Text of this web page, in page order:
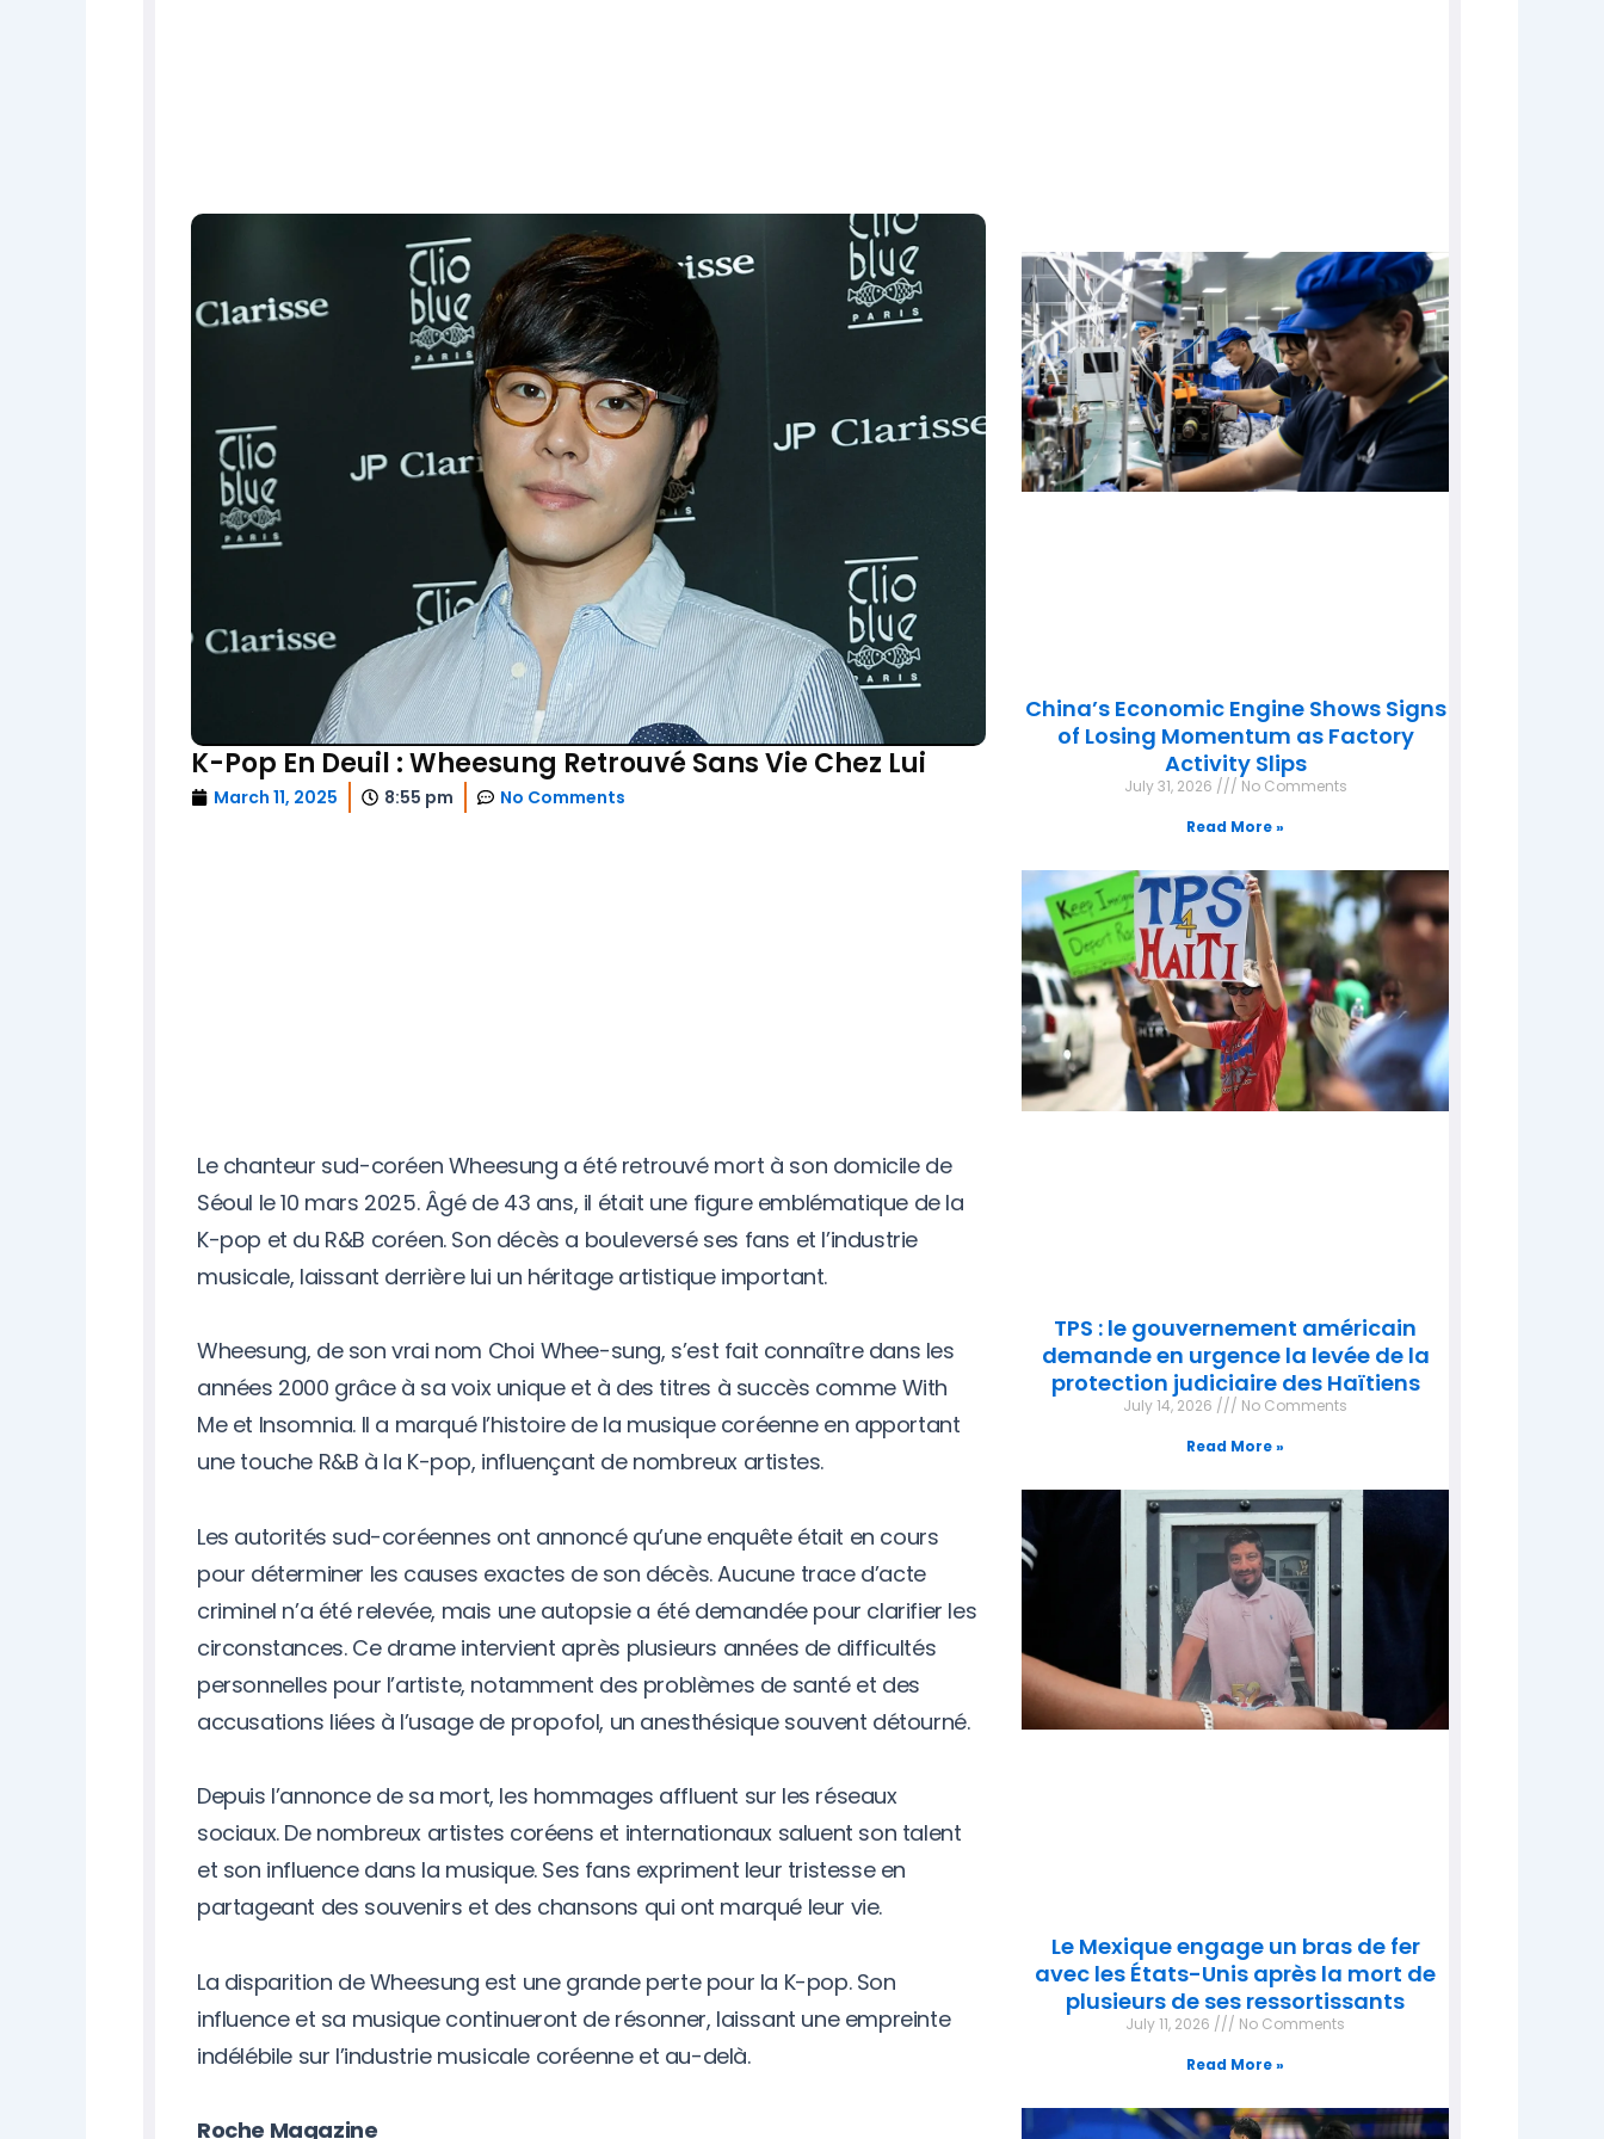
K-Pop En Deuil : Wheesung Retrouvé Sans Vie Chez Lui
March 11, 2025 8:55 pm No Comments
Le chanteur sud-coréen Wheesung a été retrouvé mort à son domicile de
Séoul le 10 mars 2025. Âgé de 43 ans, il était une figure emblématique de la
K-pop et du R&B coréen. Son décès a bouleversé ses fans et l’industrie
musicale, laissant derrière lui un héritage artistique important.
Wheesung, de son vrai nom Choi Whee-sung, s’est fait connaître dans les
années 2000 grâce à sa voix unique et à des titres à succès comme With
Me et Insomnia. Il a marqué l’histoire de la musique coréenne en apportant
une touche R&B à la K-pop, influençant de nombreux artistes.
Les autorités sud-coréennes ont annoncé qu’une enquête était en cours
pour déterminer les causes exactes de son décès. Aucune trace d’acte
criminel n’a été relevée, mais une autopsie a été demandée pour clarifier les
circonstances. Ce drame intervient après plusieurs années de difficultés
personnelles pour l’artiste, notamment des problèmes de santé et des
accusations liées à l’usage de propofol, un anesthésique souvent détourné.
Depuis l’annonce de sa mort, les hommages affluent sur les réseaux
sociaux. De nombreux artistes coréens et internationaux saluent son talent
et son influence dans la musique. Ses fans expriment leur tristesse en
partageant des souvenirs et des chansons qui ont marqué leur vie.
La disparition de Wheesung est une grande perte pour la K-pop. Son
influence et sa musique continueront de résonner, laissant une empreinte
indélébile sur l’industrie musicale coréenne et au-delà.
Roche Magazine
China’s Economic Engine Shows Signs
of Losing Momentum as Factory
Activity Slips
July 31, 2026
No Comments
Read More »
TPS : le gouvernement américain
demande en urgence la levée de la
protection judiciaire des Haïtiens
July 14, 2026
No Comments
Read More »
Le Mexique engage un bras de fer
avec les États-Unis après la mort de
plusieurs de ses ressortissants
July 11, 2026
No Comments
Read More »